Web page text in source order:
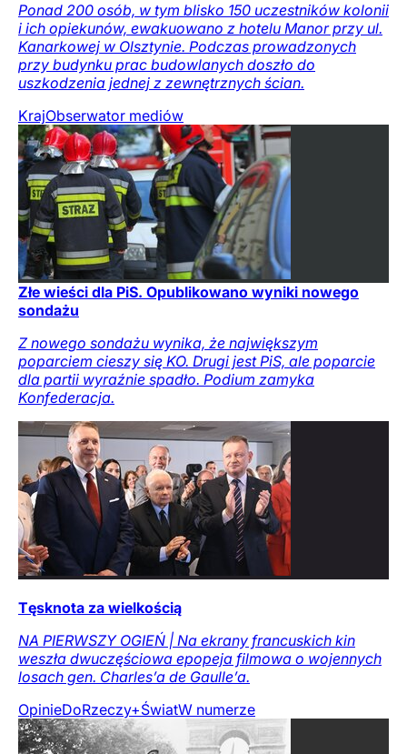
Ponad 200 osób, w tym blisko 150 uczestników kolonii
i ich opiekunów, ewakuowano z hotelu Manor przy ul.
Kanarkowej w Olsztynie. Podczas prowadzonych
przy budynku prac budowlanych doszło do
uszkodzenia jednej z zewnętrznych ścian.
KrajObserwator mediów
Złe wieści dla PiS. Opublikowano wyniki nowego
sondażu
Z nowego sondażu wynika, że największym
poparciem cieszy się KO. Drugi jest PiS, ale poparcie
dla partii wyraźnie spadło. Podium zamyka
Konfederacja.
Tęsknota za wielkością
NA PIERWSZY OGIEŃ | Na ekrany francuskich kin
weszła dwuczęściowa epopeja filmowa o wojennych
losach gen. Charles’a de Gaulle’a.
OpinieDoRzeczy+ŚwiatW numerze